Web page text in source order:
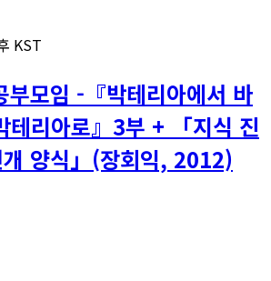
KST
부모임 -『박테리아에서 바
테리아로』3부 + 「지식 진
양식」(장회익, 2012)